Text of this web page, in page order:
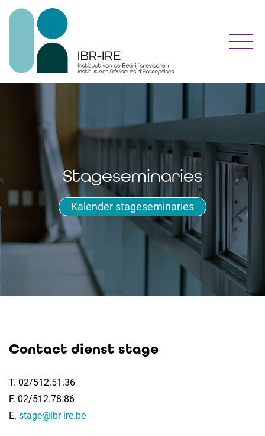
Stageseminaries
Kalender stageseminaries
Contact dienst stage
T. 02/512.51.36
F. 02/512.78.86
E. stage@ibr-ire.be